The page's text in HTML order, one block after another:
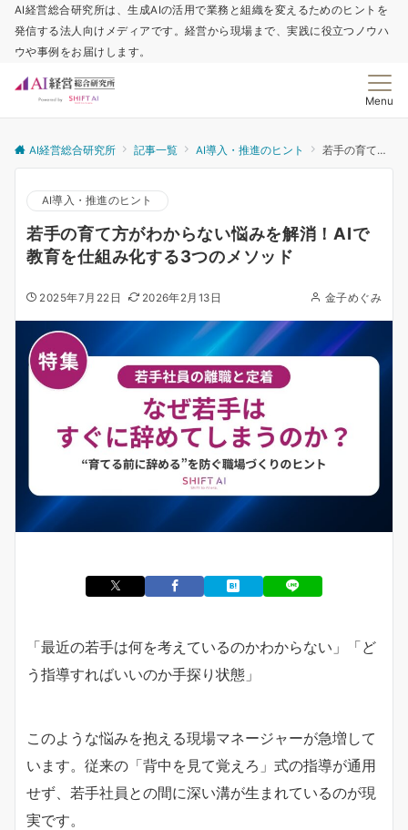
AI経営総合研究所は、生成AIの活用で業務と組織を変えるためのヒントを
発信する法人向けメディアです。経営から現場まで、実践に役立つノウハ
ウや事例をお届けします。
Menu
AI経営総合研究所 記事一覧 AI導入・推進のヒント 若手の育て方がわからない悩みを解消！AIで教育を仕組み化する3つのメソッド
AI導入・推進のヒント
若手の育て方がわからない悩みを解消！AIで
教育を仕組み化する3つのメソッド
2025年7月22日 2026年2月13日 金子めぐみ
「最近の若手は何を考えているのかわからない」「ど
う指導すればいいのか手探り状態」
このような悩みを抱える現場マネージャーが急増して
います。従来の「背中を見て覚えろ」式の指導が通用
せず、若手社員との間に深い溝が生まれているのが現
実です。